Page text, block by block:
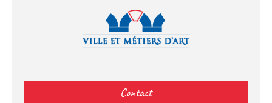
(s’ouvre
dans
(s’ouvre
dans
(s’ouvre
dans
(s’ouvre
Contact